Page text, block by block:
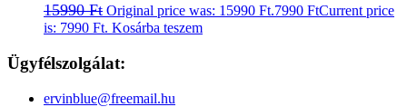
15990Ft Original price was: 15990 Ft.7990 FtCurrent price
is: 7990 Ft. Kosárba teszem
Ügyfélszolgálat:
ervinblue@freemail.hu